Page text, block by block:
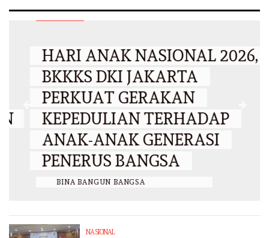
HARI ANAK NASIONAL 2026,
BKKKS DKI JAKARTA
PERKUAT GERAKAN
KEPEDULIAN TERHADAP
ANAK-ANAK GENERASI
PENERUS BANGSA
BINA BANGUN BANGSA / 12 JULI 2026
NASIONAL